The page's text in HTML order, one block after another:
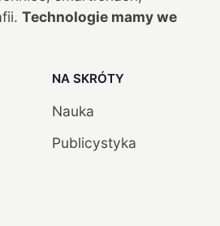
Technologie mamy we
NA SKRÓTY
Nauka
Publicystyka